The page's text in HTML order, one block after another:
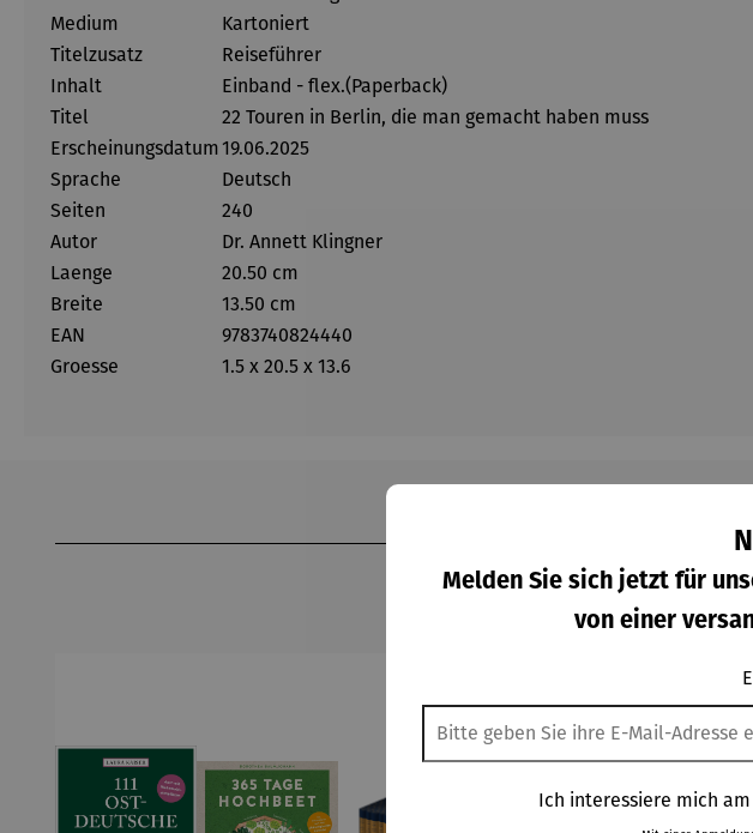
Medium
Kartoniert
Titelzusatz
Reiseführer
Inhalt
Einband - flex.(Paperback)
Titel
22 Touren in Berlin, die man gemacht haben muss
Erscheinungsdatum19.06.2025
Sprache
Deutsch
Seiten
240
Autor
Dr. Annett Klingner
Laenge
20.50 cm
Breite
13.50 cm
EAN
9783740824440
Groesse
1.5 x 20.5 x 13.6
Melden Sie sich jetzt für
von einer
Ich interessiere mich